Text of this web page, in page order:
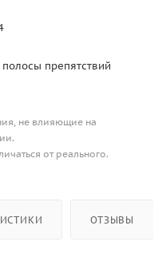
препятствий
не влияющие на
от реального.
ОТЗЫВЫ